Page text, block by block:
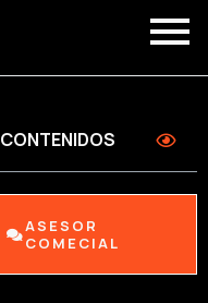
CONTENIDOS
ASESOR
COMECIAL